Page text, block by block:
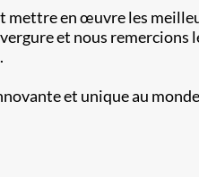
mettre en œuvre les
et nous remercions
et unique au